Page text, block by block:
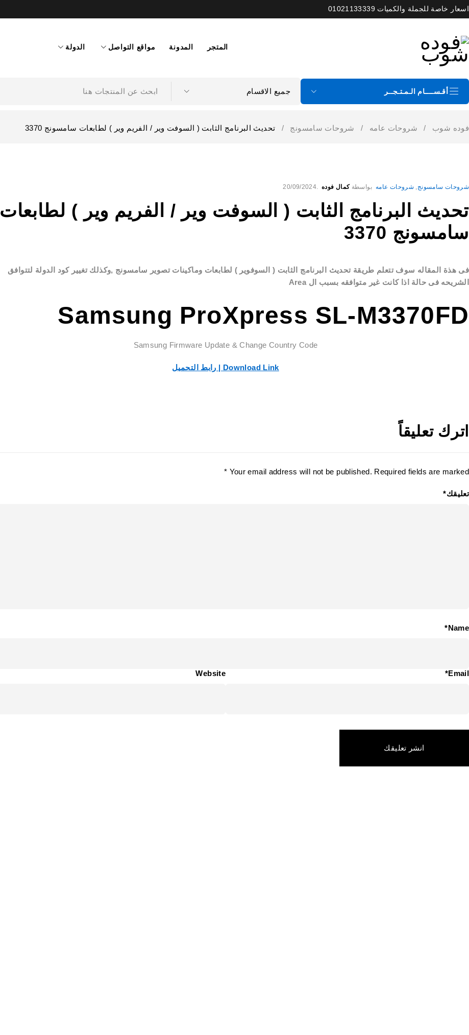
اسعار خاصة للجملة والكميات 01021133339
المتجر المدونة مواقع التواصل الدولة
أقـســــام الـمـتـجــر
فوده شوب / شروحات عامه / شروحات سامسونج / تحديث البرنامج الثابت ( السوفت وير / الفريم وير ) لطابعات سامسونج 3370
شروحات سامسونج, شروحات عامه بواسطة كمال فوده 20/09/2024
تحديث البرنامج الثابت ( السوفت وير / الفريم وير ) لطابعات
سامسونج 3370
فى هذة المقاله سوف تتعلم طريقة تحديث البرنامج الثابت ( السوفوير ) لطابعات وماكينات تصوير سامسونج ,وكذلك تغيير كود الدولة لتتوافق
الشريحه فى حالة اذا كانت غير متوافقه بسبب ال Area
Samsung ProXpress SL-M3370FD
Samsung Firmware Update & Change Country Code
Download Link | رابط التحميل
اترك تعليقاً
Your email address will not be published. Required fields are marked *
تعليقك*
Name*
Email*
Website
انشر تعليقك